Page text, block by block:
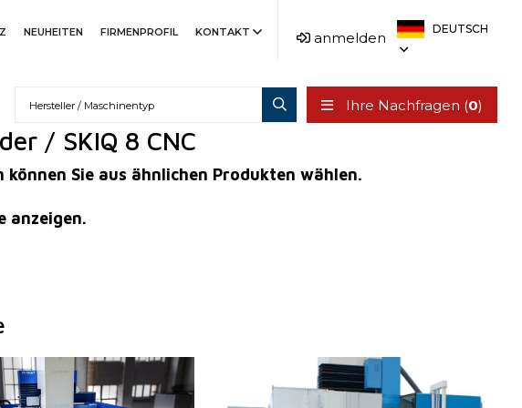
NEUHEITEN FIRMENPROFIL KONTAKT anmelden
DEUTSCH
Ihre Nachfragen (0)
/ SKIQ 8 CNC
Sie aus ähnlichen Produkten wählen.
anzeigen.
ja
Kontrollsystem